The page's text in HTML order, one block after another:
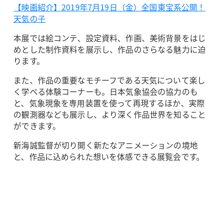
【映画紹介】2019年7月19日（金）全国東宝系公開！
天気の子
本展では絵コンテ、設定資料、作画、美術背景をはじ
めとした制作資料を展示し、作品のさらなる魅力に迫
ります。
また、作品の重要なモチーフである天気について楽し
く学べる体験コーナーも。日本気象協会の協力のも
と、気象現象を専用装置を使って再現するほか、実際
の観測器なども展示し、より深く作品世界を知ること
ができます。
新海誠監督が切り開く新たなアニメーションの境地
と、作品に込められた想いを体感できる展覧会です。